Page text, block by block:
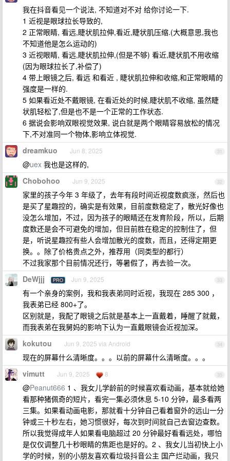
我在抖音看见一个说法, 不知道对不对 给你讨论一下.
1 近视是眼球拉长导致的,
2 正常眼睛, 看远,睫状肌拉伸,看近,睫状肌压缩.(大概意思,我也
不知道他是怎么运动的)
3 近视眼睛, 看远,睫状肌拉伸,(但是不够) 看近,睫状肌不用收缩
(因为眼球拉长了,补偿了)
4 带上眼镜之后, 看远 和看近 , 睫状肌拉伸和收缩,和正常眼睛的
强度是一样的.
5 如果看近处不戴眼镜, 在看近处的时候,睫状肌不收缩, 虽然睫
状肌轻松了,但是也不是一个正常的工作状态.
6 据说会影响双眼视觉效果, 说白就是两个眼睛容易放松的情况
下,不对准同一个物体,影响立体视觉.
31
dreamkuo Jun 8, 2025
@uex 我也是这样的,
32
Chobohoo Jun 9, 2025
家里的孩子今年 3 年级了，去年有段时间近视度数疯涨，然后也
是买了星趣控的，确实是有效果，目前度数稳定了，散光好像也
没怎么增加，不过，因为孩子的眼睛还在发育阶段，所以，后期
度数还是会不可避免的增加，但目前胜在稳定的控制住了，但
是，听说星趣控有些人会增加散光的度数，而且，还得定期更
换。。除了价格贵点之外，推荐用（同类型的都行）
不过我家那个目前情况还行，等暑假了，再去验一次。
33
DeWjjj PRO Jun 9, 2025
有一个亲身的案例，我和我表弟同时近视，我现在 285 300 ，
我表弟已经 800+了。
区别就是，我配了眼镜之后就是基本上一直戴着，睡醒了就戴，
而我表弟在我舅妈的影响下认为一直戴眼镜会近视加深。
34
kokutou Jun 9, 2025 via Android
现在的屏幕什么清晰度。。。以前的屏幕什么清晰度。。。
35
vimutt Jun 9, 2025 8
@Peanut666 1 、我女儿学龄前的时候喜欢看动画，基本就给她
看那种猪佩奇的短片，看完一集必须休息 5-10 分钟，最多看两
三集。如果看动画电影，那就看十分钟自己看着窗外的远山一分
钟或三十秒左右，她习惯很好，每次到时间就自己去窗边查数。
所以我觉得成年人如果看电脑超过 20 分钟最好看看远处，哪怕
是仅仅调整几十秒眼睛的焦距也是好的。2 、我女儿当初快上小
学的时候，别的小朋友喜欢看垃圾抖音公主 国产烂动画，我只